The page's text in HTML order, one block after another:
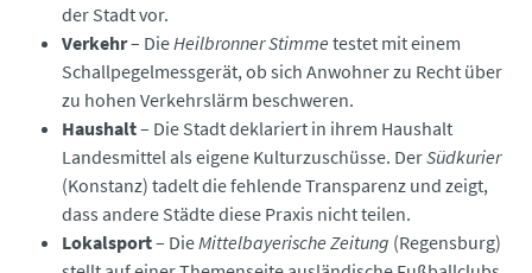
der Stadt vor.
Verkehr– DieHeilbronner Stimme testet mit einem
Schallpegelmessgerät, ob sich Anwohner zu Recht über
zu hohen Verkehrslärm beschweren.
Haushalt– Die Stadt deklariert in ihrem Haushalt
Landesmittel als eigene Kulturzuschüsse. DerSüdkurier
(Konstanz) tadelt die fehlende Transparenz und zeigt,
dass andere Städte diese Praxis nicht teilen.
Lokalsport– DieMittelbayerische Zeitung (Regensburg)